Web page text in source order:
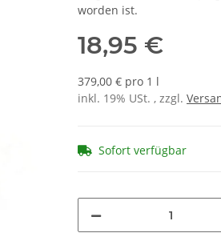
worden ist.
18,95 €
379,00 € pro 1 l
inkl. 19% USt. , zzgl.
Sofort verfügbar